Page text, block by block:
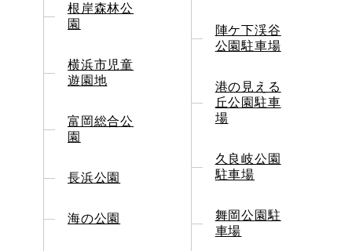
根岸森林公
園
横浜市児童
遊園地
富岡総合公
園
長浜公園
海の公園
陣ケ下渓谷
公園駐車場
港の見える
丘公園駐車
場
久良岐公園
駐車場
舞岡公園駐
車場